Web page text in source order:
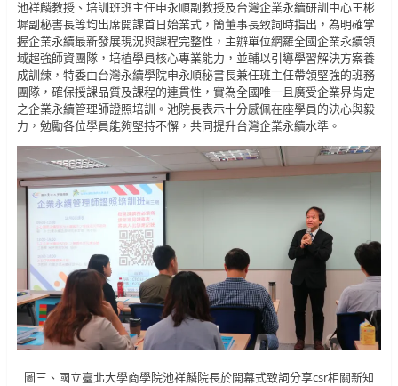
池祥麟教授、培訓班班主任申永順副教授及台灣企業永續研訓中心王彬
墀副秘書長等均出席開課首日始業式，簡董事長致詞時指出，為明確掌
握企業永續最新發展現況與課程完整性，主辦單位網羅全國企業永續領
域超強師資團隊，培植學員核心專業能力，並輔以引導學習解決方案養
成訓練，特委由台灣永續學院申永順秘書長兼任班主任帶領堅強的班務
團隊，確保授課品質及課程的連貫性，實為全國唯一且廣受企業界肯定
之企業永續管理師證照培訓。池院長表示十分感佩在座學員的決心與毅
力，勉勵各位學員能夠堅持不懈，共同提升台灣企業永續水準。
圖三、國立臺北大學商學院池祥麟院長於開幕式致詞分享csr相關新知